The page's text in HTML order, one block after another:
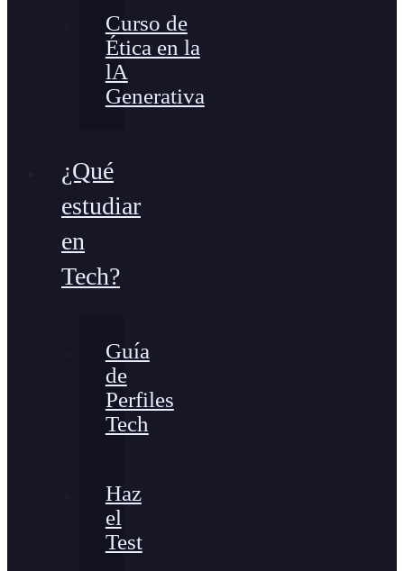
Curso de
Ética en la
lA
Generativa
¿Qué
estudiar
en
Tech?
Guía
de
Perfiles
Tech
Haz
el
Test